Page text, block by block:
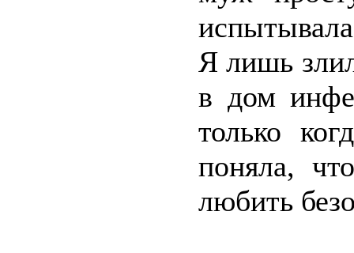
Я лишь
в дом
только
поняла,
любить